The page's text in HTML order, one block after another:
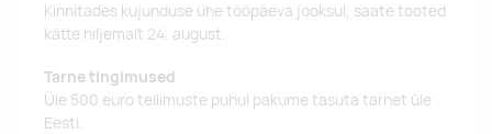
Kinnitades kujunduse ühe tööpäeva jooksul, saate tooted
kätte hiljemalt 24. august.
Tarne tingimused
Üle 500 euro tellimuste puhul pakume tasuta tarnet üle
Eesti.